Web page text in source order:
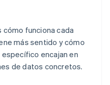
cómo funciona cada
más sentido y cómo
encajan en
de datos concretos.